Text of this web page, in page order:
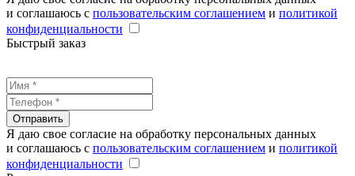
и соглашаюсь с пользовательским соглашением и политикой
конфиденциальности
Быстрый заказ
Отправить
Я даю свое согласие на обработку персональных данных
и соглашаюсь с пользовательским соглашением и политикой
конфиденциальности